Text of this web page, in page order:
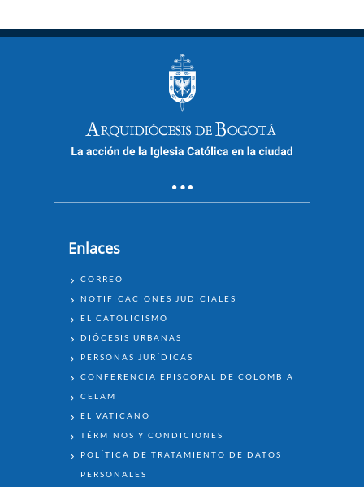
Enlaces
ENLACES
CORREO
NOTIFICACIONES JUDICIALES
EL CATOLICISMO
DIÓCESIS URBANAS
PERSONAS JURÍDICAS
CONFERENCIA EPISCOPAL DE COLOMBIA
CELAM
EL VATICANO
TÉRMINOS Y CONDICIONES
POLÍTICA DE TRATAMIENTO DE DATOS
PERSONALES